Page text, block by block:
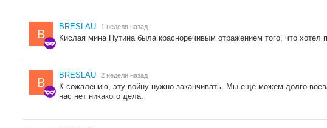
B
BRESLAU 1 неделя назад
Кислая мина Путина была красноречивым отражением того, что хотел
B
BRESLAU 2 недели назад
К сожалению, эту войну нужно заканчивать. Мы ещё можем долго
нас нет никакого дела.